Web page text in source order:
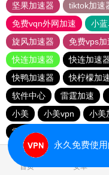
坚果加速器
tiktok加速
免费vqn外网加速
小
旋风加速器
免费vps
快连加速器
快连加速
快鸭加速器
快柠檬加
软件中心
雷霆加速
小美
小美vpn 小美
雷霆加速版ins
首页 安卓
永久免费使